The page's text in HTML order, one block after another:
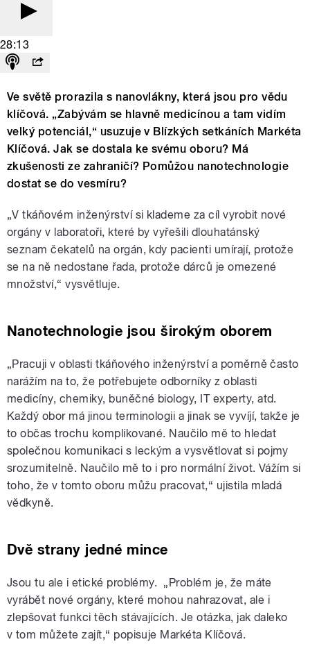
28:13
Ve světě prorazila s nanovlákny, která jsou pro vědu
klíčová. „Zabývám se hlavně medicínou a tam vidím
velký potenciál,“ usuzuje v Blízkých setkáních Markéta
Klíčová. Jak se dostala ke svému oboru? Má
zkušenosti ze zahraničí? Pomůžou nanotechnologie
dostat se do vesmíru?
„V tkáňovém inženýrství si klademe za cíl vyrobit nové
orgány v laboratoři, které by vyřešili dlouhatánský
seznam čekatelů na orgán, kdy pacienti umírají, protože
se na ně nedostane řada, protože dárců je omezené
množství,“ vysvětluje.
Nanotechnologie jsou širokým oborem
„Pracuji v oblasti tkáňového inženýrství a poměrně často
narážím na to, že potřebujete odborníky z oblasti
medicíny, chemiky, buněčné biology, IT experty, atd.
Každý obor má jinou terminologii a jinak se vyvíjí, takže je
to občas trochu komplikované. Naučilo mě to hledat
společnou komunikaci s leckým a vysvětlovat si pojmy
srozumitelně. Naučilo mě to i pro normální život. Vážím si
toho, že v tomto oboru můžu pracovat,“ ujistila mladá
vědkyně.
Dvě strany jedné mince
Jsou tu ale i etické problémy. „Problém je, že máte
vyrábět nové orgány, které mohou nahrazovat, ale i
zlepšovat funkci těch stávajících. Je otázka, jak daleko
v tom můžete zajít,“ popisuje Markéta Klíčová.